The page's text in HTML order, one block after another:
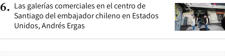
6. Las galerías comerciales en el centro de
Santiago del embajador chileno en Estados
Unidos, Andrés Ergas